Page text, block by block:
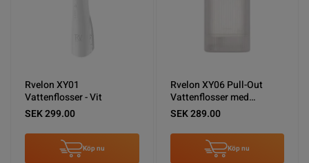
Rvelon XY01
Vattenflosser - Vit
SEK 299.00
Köp nu
Rvelon XY06 Pull-Out
Vattenflosser med
spolning - Vit
SEK 289.00
Köp nu